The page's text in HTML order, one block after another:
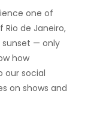
one of
de Janeiro,
— only
how
our social
on shows and